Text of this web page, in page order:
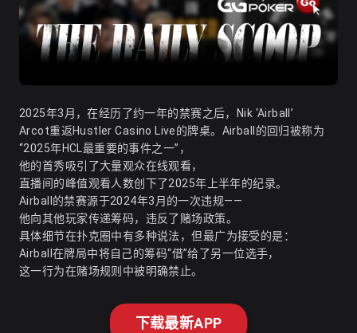
2025年3月，在经历了约一年的禁赛之后，Nik ‘Airball’
Arcot重返Hustler Casino Live的牌桌。Airball的回归被称为
“2025年HCL最重要的事件之一”，
他的首秀吸引了大量观众在线观看，
直播间的峰值观看人数创下了2025年上半年的纪录。
Airball的禁赛源于2024年3月的一次违规——
他向其他玩家传递筹码，违反了赌场政策。
具体细节在扑克圈中有多种说法，但最广为接受的是：
Airball在牌局中将自己的筹码“借”给了另一位选手，
这一行为在赌场规则中被明确禁止。
下载最新APP